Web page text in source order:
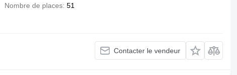
Nombre de places 51
Contacter le vendeur